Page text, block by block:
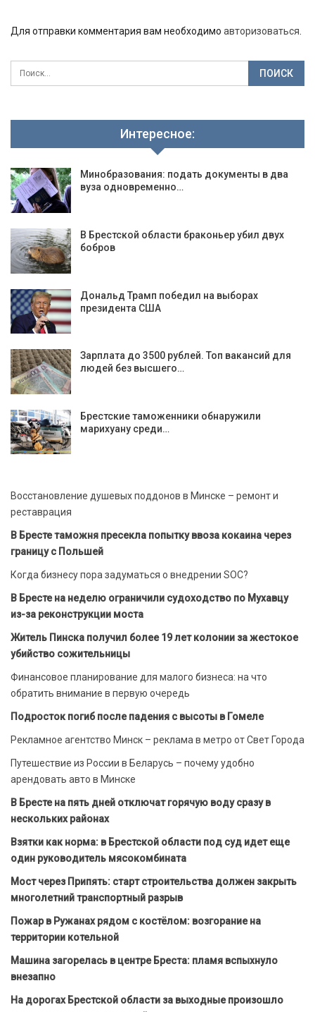
Для отправки комментария вам необходимо авторизоваться.
Интересное:
Минобразования: подать документы в два
вуза одновременно…
В Брестской области браконьер убил двух
бобров
Дональд Трамп победил на выборах
президента США
Зарплата до 3500 рублей. Топ вакансий для
людей без высшего…
Брестские таможенники обнаружили
марихуану среди…
Восстановление душевых поддонов в Минске – ремонт и
реставрация
В Бресте таможня пресекла попытку ввоза кокаина через
границу с Польшей
Когда бизнесу пора задуматься о внедрении SOC?
В Бресте на неделю ограничили судоходство по Мухавцу
из-за реконструкции моста
Житель Пинска получил более 19 лет колонии за жестокое
убийство сожительницы
Финансовое планирование для малого бизнеса: на что
обратить внимание в первую очередь
Подросток погиб после падения с высоты в Гомеле
Рекламное агентство Минск – реклама в метро от Свет Города
Путешествие из России в Беларусь – почему удобно
арендовать авто в Минске
В Бресте на пять дней отключат горячую воду сразу в
нескольких районах
Взятки как норма: в Брестской области под суд идет еще
один руководитель мясокомбината
Мост через Припять: старт строительства должен закрыть
многолетний транспортный разрыв
Пожар в Ружанах рядом с костёлом: возгорание на
территории котельной
Машина загорелась в центре Бреста: пламя вспыхнуло
внезапно
На дорогах Брестской области за выходные произошло